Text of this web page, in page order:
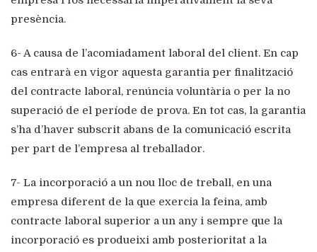
presència.
6- A causa de l’acomiadament laboral del client. En cap
cas entrarà en vigor aquesta garantia per finalització
del contracte laboral, renúncia voluntària o per la no
superació de el període de prova. En tot cas, la garantia
s’ha d’haver subscrit abans de la comunicació escrita
per part de l’empresa al treballador.
7- La incorporació a un nou lloc de treball, en una
empresa diferent de la que exercia la feina, amb
contracte laboral superior a un any i sempre que la
incorporació es produeixi amb posterioritat a la